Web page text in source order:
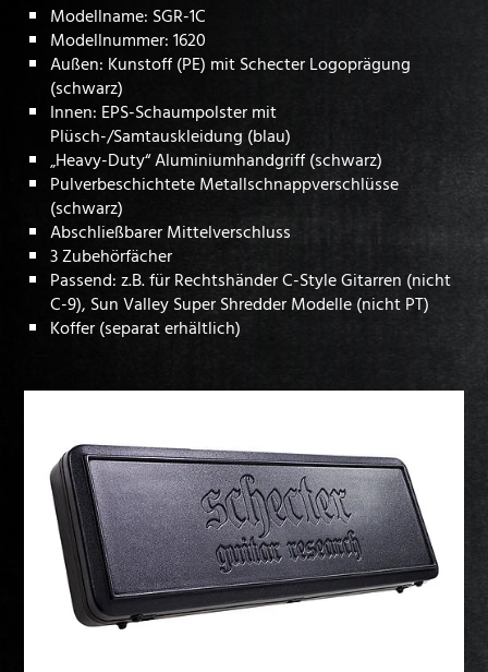
Modellname: SGR-1C
Modellnummer: 1620
Außen: Kunstoff (PE) mit Schecter Logoprägung
(schwarz)
Innen: EPS-Schaumpolster mit
Plüsch-/Samtauskleidung (blau)
„Heavy-Duty“ Aluminiumhandgriff (schwarz)
Pulverbeschichtete Metallschnappverschlüsse
(schwarz)
Abschließbarer Mittelverschluss
3 Zubehörfächer
Passend: z.B. für Rechtshänder C-Style Gitarren (nicht
C-9), Sun Valley Super Shredder Modelle (nicht PT)
Koffer (separat erhältlich)